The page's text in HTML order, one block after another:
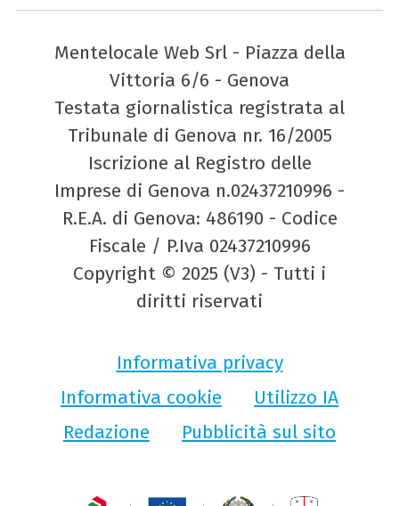
Mentelocale Web Srl - Piazza della
Vittoria 6/6 - Genova
Testata giornalistica registrata al
Tribunale di Genova nr. 16/2005
Iscrizione al Registro delle
Imprese di Genova n.02437210996 -
R.E.A. di Genova: 486190 - Codice
Fiscale / P.Iva 02437210996
Copyright © 2025 (V3) - Tutti i
diritti riservati
Informativa privacy
Informativa cookie
Utilizzo IA
Redazione
Pubblicità sul sito